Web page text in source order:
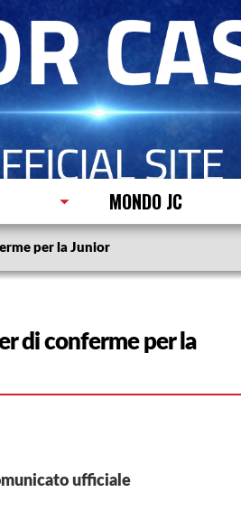
MONDO JC
per la Junior
di conferme per la
ufficiale